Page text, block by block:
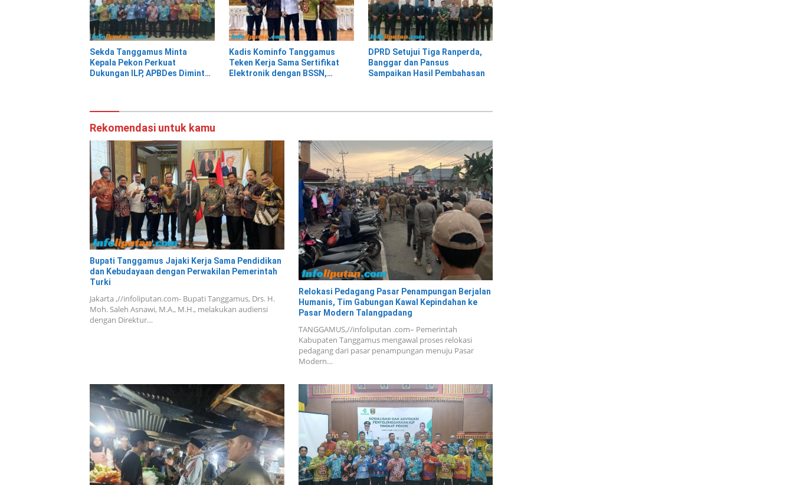
Sekda Tanggamus Minta
Kepala Pekon Perkuat
Dukungan ILP, APBDes Diminta
Kadis Kominfo Tanggamus
Teken Kerja Sama Sertifikat
Elektronik dengan BSSN,
DPRD Setujui Tiga Ranperda,
Banggar dan Pansus
Sampaikan Hasil Pembahasan
Rekomendasi untuk kamu
Bupati Tanggamus Jajaki Kerja Sama Pendidikan
dan Kebudayaan dengan Perwakilan Pemerintah
Turki
Jakarta ,//infoliputan.com- Bupati Tanggamus, Drs. H.
Moh. Saleh Asnawi, M.A., M.H., melakukan audiensi
dengan Direktur…
Relokasi Pedagang Pasar Penampungan Berjalan
Humanis, Tim Gabungan Kawal Kepindahan ke
Pasar Modern Talangpadang
TANGGAMUS,//infoliputan .com– Pemerintah
Kabupaten Tanggamus mengawal proses relokasi
pedagang dari pasar penampungan menuju Pasar
Modern…